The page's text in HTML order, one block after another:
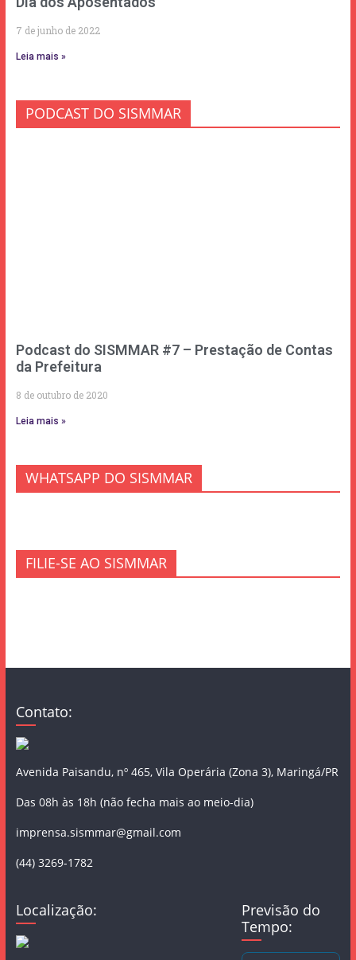
7 de junho de 2022
Leia mais »
PODCAST DO SISMMAR
Podcast do SISMMAR #7 – Prestação de Contas
da Prefeitura
8 de outubro de 2020
Leia mais »
WHATSAPP DO SISMMAR
FILIE-SE AO SISMMAR
Contato:
Avenida Paisandu, nº 465, Vila Operária (Zona 3), Maringá/PR
Das 08h às 18h (não fecha mais ao meio-dia)
imprensa.sismmar@gmail.com
(44) 3269-1782
Localização:
Previsão do
Tempo: